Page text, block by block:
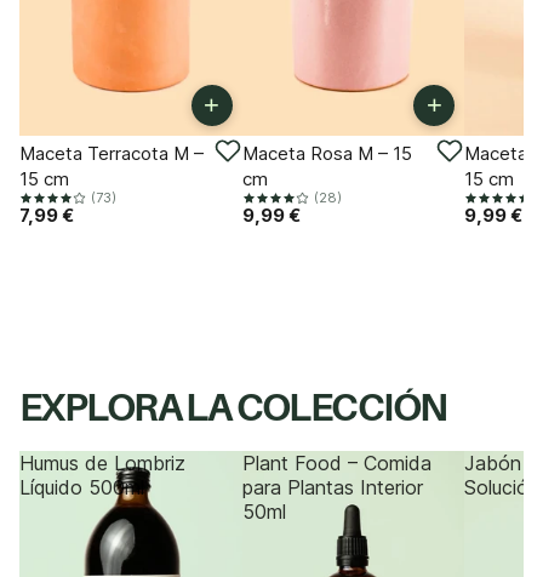
+
Maceta Terracota M –
15 cm
(73)
7,99 €
+
Maceta Rosa M – 15
cm
(28)
9,99 €
Maceta
15 cm
9,99 €
EXPLORA LA COLECCIÓN
Humus de Lombriz
Líquido 500ml
Plant Food – Comida
para Plantas Interior
50ml
Jabón